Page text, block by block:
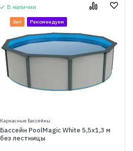
В наличии
Хит Рекомендуем
Каркасные Бассейны
Бассейн PoolMagic White 5,5x1,3 м
без лестницы